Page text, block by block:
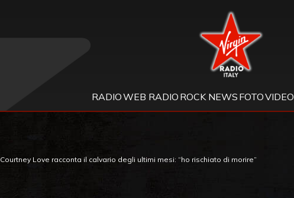
Virgin Radio
RADIOWEB RADIO ROCK NEWS FOTOVIDEO
Courtney Love racconta il calvario degli ultimi mesi: “ho rischiato di morire”